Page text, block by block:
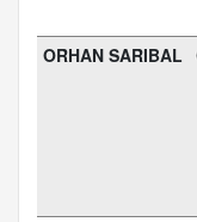
ORHAN SARIBAL